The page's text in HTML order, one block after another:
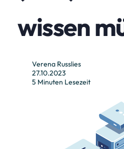
wissen
Verena Russlies
27.10.2023
5 Minuten Lesezeit